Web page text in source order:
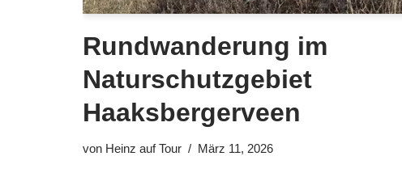
Rundwanderung im
Naturschutzgebiet
Haaksbergerveen
von Heinz auf Tour März 11, 2026